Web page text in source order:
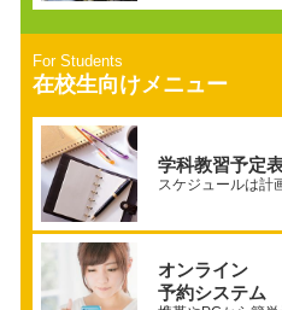
在校生向けメニュー
学科教習予定
スケジュールは計
オンライン
予約システム